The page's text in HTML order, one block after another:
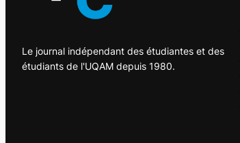
Le journal indépendant des étudiantes et des
étudiants de l'UQAM depuis 1980.